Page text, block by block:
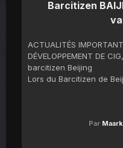
Barcitizen
ACTUALITÉS
DÉVELOPPEMENT DE
barcitizen Beijing
Lors du Barcitizen de
Par